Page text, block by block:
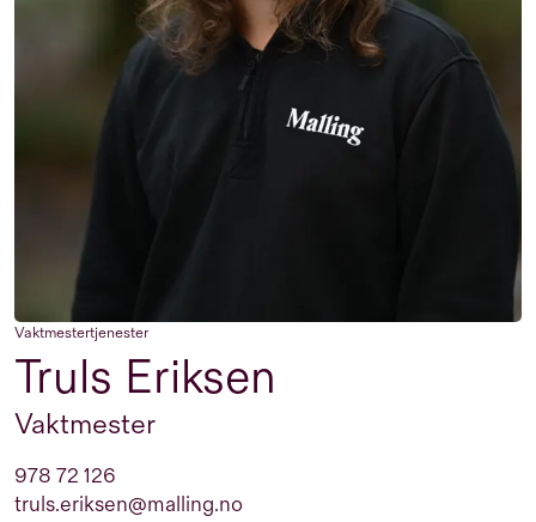
Vaktmestertjenester
Truls Eriksen
Vaktmester
978 72 126
truls.eriksen@malling.no